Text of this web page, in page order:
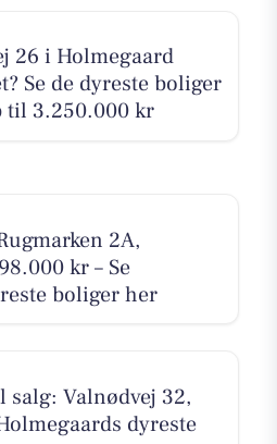
26 i Holmegaard
Se de dyreste boliger
3.250.000 kr
2A,
kr – Se
boliger her
salg: Valnødvej 32,
dyreste